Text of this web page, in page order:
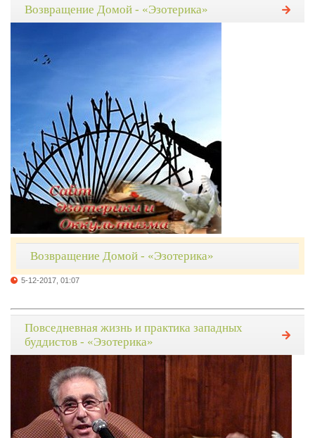
Возвращение Домой - «Эзотерика»
Возвращение Домой - «Эзотерика»
5-12-2017, 01:07
Повседневная жизнь и практика западных
буддистов - «Эзотерика»